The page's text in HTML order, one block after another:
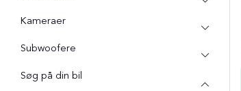
Kameraer
Subwoofere
Søg på din bil